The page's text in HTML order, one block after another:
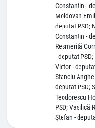
Constantin -
Moldovan
deputat PSD;
Constantin -
Resmeriţă
- deputat
Victor -
Stanciu
deputat PSD;
Teodorescu
PSD; Vasilică
Ştefan -